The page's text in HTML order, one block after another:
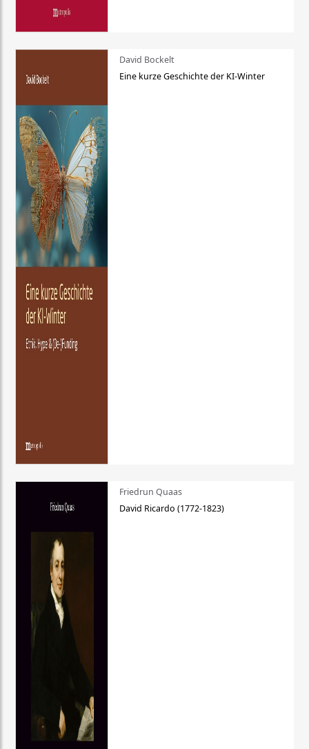
David Bockelt
Eine kurze Geschichte der KI-Winter
Friedrun Quaas
David Ricardo (1772-1823)